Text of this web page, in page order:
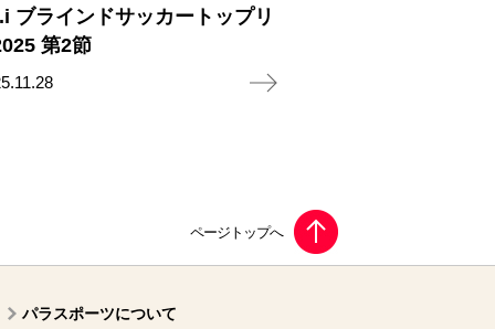
ブラインドサッカートップリ
第2節
パラスポーツについて